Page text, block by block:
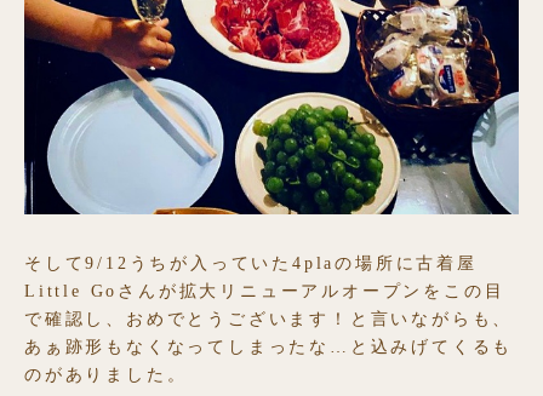
そして9/12うちが入っていた4plaの場所に古着屋
Little Goさんが拡大リニューアルオープンをこの目
で確認し、おめでとうございます！と言いながらも、
あぁ跡形もなくなってしまったな…と込みげてくるも
のがありました。